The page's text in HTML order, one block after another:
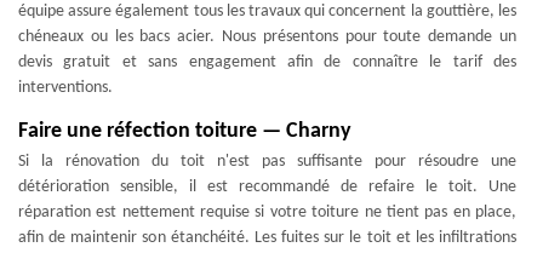
équipe assure également tous les travaux qui concernent la gouttière, les
chéneaux ou les bacs acier. Nous présentons pour toute demande un
devis gratuit et sans engagement afin de connaître le tarif des
interventions.
Faire une réfection toiture — Charny
Si la rénovation du toit n'est pas suffisante pour résoudre une
détérioration sensible, il est recommandé de refaire le toit. Une
réparation est nettement requise si votre toiture ne tient pas en place,
afin de maintenir son étanchéité. Les fuites sur le toit et les infiltrations